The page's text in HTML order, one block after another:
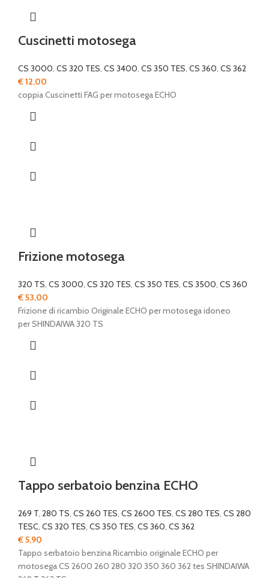
Cuscinetti motosega
CS 3000, CS 320 TES, CS 3400, CS 350 TES, CS 360, CS 362
€12,00
coppia Cuscinetti FAG per motosega ECHO
Frizione motosega
320 TS, CS 3000, CS 320 TES, CS 350 TES, CS 3500, CS 360
€53,00
Frizione di ricambio Originale ECHO per motosega idoneo
per SHINDAIWA 320 TS
Tappo serbatoio benzina ECHO
269 T, 280 TS, CS 260 TES, CS 2600 TES, CS 280 TES, CS 280
TESC, CS 320 TES, CS 350 TES, CS 360, CS 362
€5,90
Tappo serbatoio benzina Ricambio originale ECHO per
motosega CS 2600 260 280 320 350 360 362 tes SHINDAIWA